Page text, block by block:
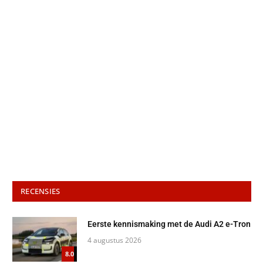
RECENSIES
8.0
Eerste kennismaking met de Audi A2 e-Tron
4 augustus 2026